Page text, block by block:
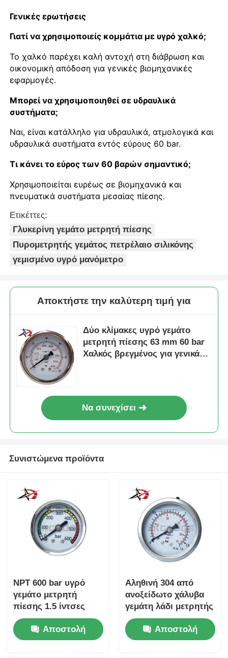
Γενικές ερωτήσεις
Γιατί να χρησιμοποιείς κομμάτια με υγρό χαλκό;
Το χαλκό παρέχει καλή αντοχή στη διάβρωση και
οικονομική απόδοση για γενικές βιομηχανικές
εφαρμογές.
Μπορεί να χρησιμοποιηθεί σε υδραυλικά
συστήματα;
Ναι, είναι κατάλληλο για υδραυλικά, ατμολογικά και
υδραυλικά συστήματα εντός εύρους 60 bar.
Τι κάνει το εύρος των 60 βαρών σημαντικό;
Χρησιμοποιείται ευρέως σε βιομηχανικά και
πνευματικά συστήματα μεσαίας πίεσης.
Ετικέττες:
Γλυκερίνη γεμάτο μετρητή πίεσης
Πυρομετρητής γεμάτος πετρέλαιο σιλικόνης
γεμισμένο υγρό μανόμετρο
Αποκτήστε την καλύτερη τιμή για
Δύο κλίμακες υγρό γεμάτο
μετρητή πίεσης 63 mm 60 bar
Χαλκός βρεγμένος για γενικά
Να συνεχίσει
Συνιστώμενα προϊόντα
NPT 600 bar υγρό
γεμάτο μετρητή
πίεσης 1.5 ίντσες
άξονα τοποθέτηση
από ανοξείδωτο
χάλυβα για συμπαγή
Αποστολή
Αληθινή 304 από
ανοξείδωτο χάλυβα
γεμάτη λάδι μετρητής
πίεσης με άξονα για
συστήματα
οργάνωσης οθόνης
Αποστολή